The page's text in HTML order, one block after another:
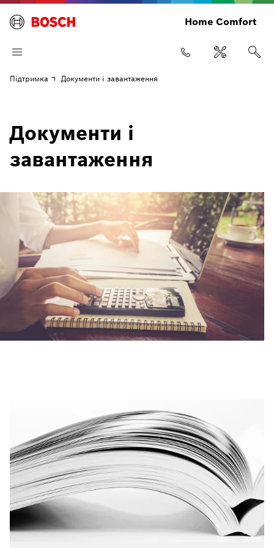
Home Comfort
Підтримка Документи і завантаження
Документи і
завантаження